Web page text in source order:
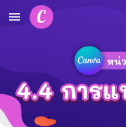
Skip to main content